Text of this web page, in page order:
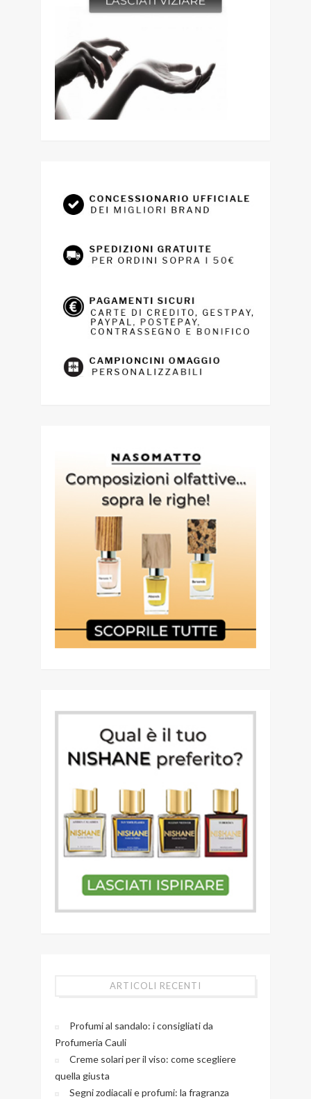
ARTICOLI RECENTI
Profumi al sandalo: i consigliati da
Profumeria Cauli
Creme solari per il viso: come scegliere
quella giusta
Segni zodiacali e profumi: la fragranza